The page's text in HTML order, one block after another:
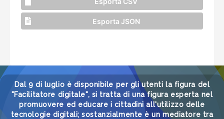
Esporta JSON
Dal 9 di luglio è disponibile per gli utenti la figura del
"Facilitatore digitale", si tratta di una figura esperta nel
promuovere ed educare i cittadini all'utilizzo delle
tecnologie digitali; sostanzialmente è un mediatore tra